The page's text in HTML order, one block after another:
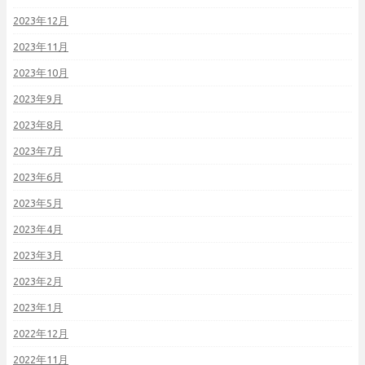
2023年12月
2023年11月
2023年10月
2023年9月
2023年8月
2023年7月
2023年6月
2023年5月
2023年4月
2023年3月
2023年2月
2023年1月
2022年12月
2022年11月